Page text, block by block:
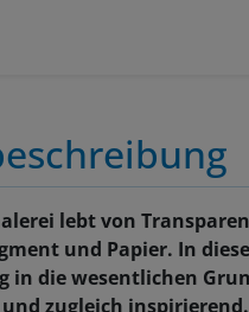
lebt von
und Papier. In
in die wesentlichen
zugleich inspirierend.